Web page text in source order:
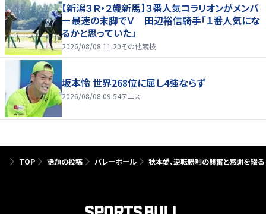
【新潟３Ｒ・２歳新馬】３番人気コラリオンがメンバ
ー最速の末脚でＶ 田辺裕信騎手「１番人気にな
るかと思っていた」
2026/08/08 11:20その他競技
坂本怜 世界268位に屈し4強ならず
2026/08/08 09:54テニス
TOP 話題の投稿 バレーボール 秋本愛、逆転勝利の興奮と感謝を綴る